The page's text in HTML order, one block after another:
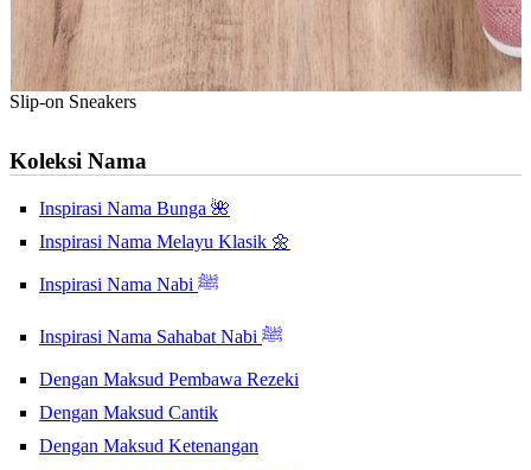
Slip-on Sneakers
Koleksi Nama
Inspirasi Nama Bunga 🌺
Inspirasi Nama Melayu Klasik 🌼
Inspirasi Nama Nabi ﷺ
Inspirasi Nama Sahabat Nabi ﷺ
Dengan Maksud Pembawa Rezeki
Dengan Maksud Cantik
Dengan Maksud Ketenangan